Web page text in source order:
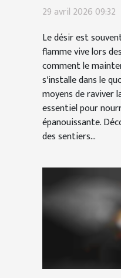
29 avril 2026 09:32
Le désir est
flamme vive lors
comment le
s'installe dans le
moyens de raviver
essentiel pour
épanouissante.
des sentiers...